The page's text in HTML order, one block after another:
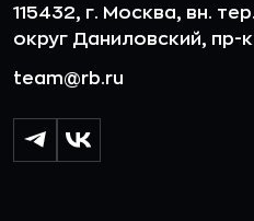
115432, г. Москва, вн.
округ Даниловский, пр-
team@rb.ru